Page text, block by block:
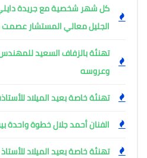
كل شهر شخصية مع جريدة
الجليل معالي المستشار
تهنئة بالزفاف السعيد
وعروسه
تهنئة خاصة بعيد الميلاد
الفنان أحمد جلال خطوة واحدة
تهنئة خاصة بعيد الميلاد